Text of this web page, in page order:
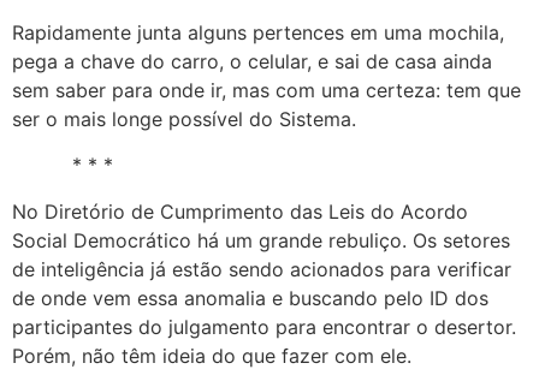
Rapidamente junta alguns pertences em uma mochila,
pega a chave do carro, o celular, e sai de casa ainda
sem saber para onde ir, mas com uma certeza: tem que
ser o mais longe possível do Sistema.
* * *
No Diretório de Cumprimento das Leis do Acordo
Social Democrático há um grande rebuliço. Os setores
de inteligência já estão sendo acionados para verificar
de onde vem essa anomalia e buscando pelo ID dos
participantes do julgamento para encontrar o desertor.
Porém, não têm ideia do que fazer com ele.